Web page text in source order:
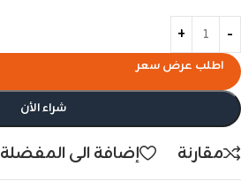
اطلب عرض سعر
شراء الأن
مقارنة إضافة الى المفضلة